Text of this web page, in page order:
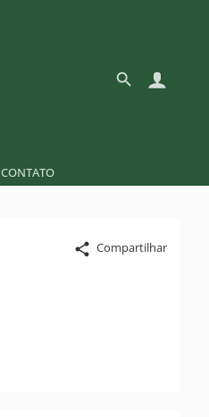
CONTATO
Compartilhar